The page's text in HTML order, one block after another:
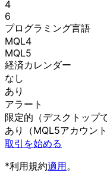
4
6
プログラミング言語
MQL4
MQL5
経済カレンダー
なし
あり
アラート
限定的 （デスクトップ
あり
（MQL5アカウント
取引を始める
*利用規約適用。